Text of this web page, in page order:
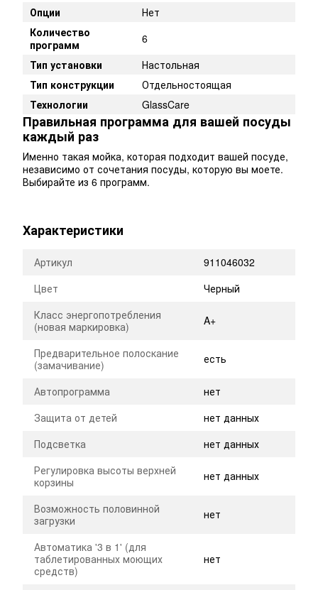
Опции
Нет
Количество
программ
6
Тип установки
Настольная
Тип конструкции
Отдельностоящая
Технологии
GlassCare
Правильная программа для вашей посуды
каждый раз
Именно такая мойка, которая подходит вашей посуде,
независимо от сочетания посуды, которую вы моете.
Выбирайте из 6 программ.
Характеристики
Артикул
911046032
Цвет
Черный
Класс энергопотребления
(новая маркировка)
A+
Предварительное полоскание
(замачивание)
есть
Автопрограмма
нет
Защита от детей
нет данных
Подсветка
нет данных
Регулировка высоты верхней
корзины
нет данных
Возможность половинной
загрузки
нет
Автоматика '3 в 1' (для
таблетированных моющих
средств)
нет